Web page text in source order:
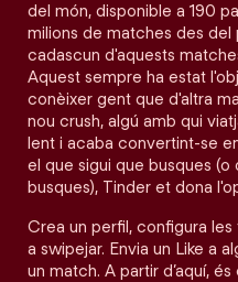
del món, disponible a 190
milions de matches des
cadascun d'aquests
Aquest sempre ha estat
conèixer gent que d'altra
nou crush, algú amb qui
lent i acaba convertint-se
el que sigui que busques
busques), Tinder et dona
Crea un perfil, configura
a swipejar. Envia un Like a
un match. A partir d’aquí,